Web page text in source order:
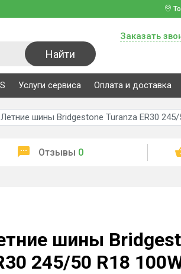
Найти
Заказать
Услуги сервиса Оплата и доставка
Летние шины Bridgestone Turanza ER30 245/
Отзывы 0
шины
245/50 R18